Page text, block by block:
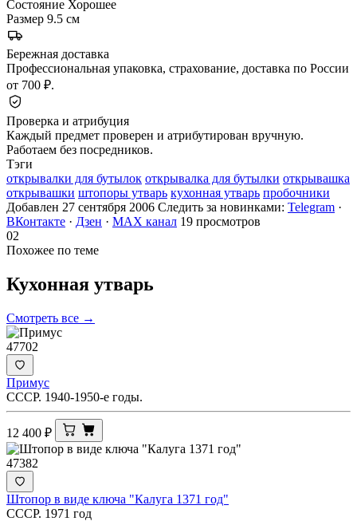
Состояние Хорошее
Размер 9.5 см
Бережная доставка
Профессиональная упаковка, страхование, доставка по России
от 700 ₽.
Проверка и атрибуция
Каждый предмет проверен и атрибутирован вручную.
Работаем без посредников.
Тэги
открывалки для бутылок открывалка для бутылки открывашка
открывашки штопоры утварь кухонная утварь пробочники
Добавлен 27 сентября 2006 Следить за новинками: Telegram ·
ВКонтакте · Дзен · MAX канал 19 просмотров
02
Похожее по теме
Кухонная утварь
Смотреть все →
47702
Примус
СССР. 1940-1950-е годы.
12 400 ₽
47382
Штопор в виде ключа "Калуга 1371 год"
СССР. 1971 год